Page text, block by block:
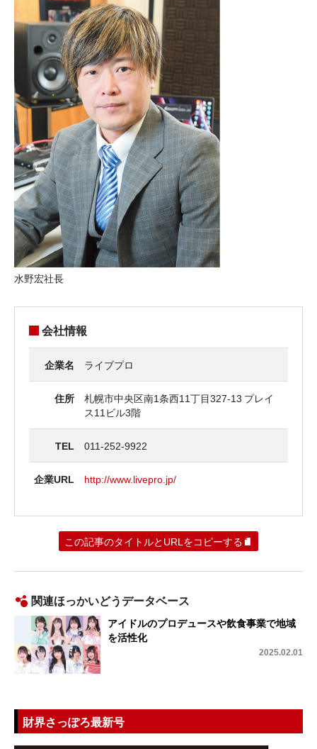
水野宏社長
会社情報
企業名 ライブプロ
住所
札幌市中央区南1条西11丁目327-13 プレイ
ス11ビル3階
TEL 011-252-9922
企業URL http://www.livepro.jp/
この記事のタイトルとURLをコピーする
関連ほっかいどうデータベース
アイドルのプロデュースや飲食事業で地域
を活性化
2025.02.01
財界さっぽろ最新号